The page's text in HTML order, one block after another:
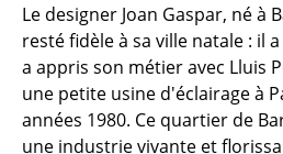
Buffets & Commodes
Meubles TV
Caissons roulants et
Le designer Joan Gaspar, né à
resté fidèle à sa ville natale : il
a appris son métier avec Lluis
une petite usine d'éclairage à
années 1980. Ce quartier de
une industrie vivante et